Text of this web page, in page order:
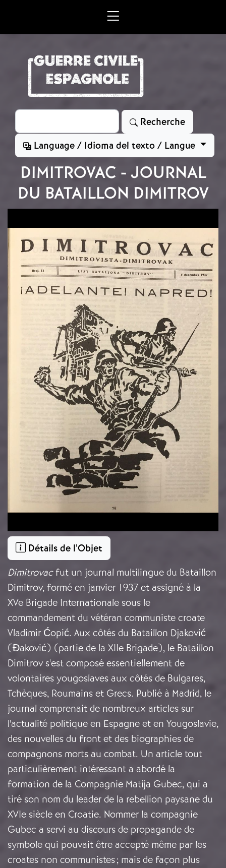
Rechercher
Recherche
Language / Idioma del texto / Langue
DIMITROVAC - JOURNAL
DU BATAILLON DIMITROV
Détails de l'Objet
Dimitrovacfut un journal multilingue du Bataillon
Dimitrov, formé en janvier 1937 et assigné à la
XVe Brigade Internationale sous le
commandement du vétéran communiste croate
Vladimir Ćopić. Aux côtés du Bataillon Djaković
(Đaković) (partie de la XIIe Brigade), le Bataillon
Dimitrov s'est composé essentiellement de
volontaires yougoslaves aux côtés de Bulgares,
Tchèques, Roumains et Grecs. Publié à Madrid, le
journal comprenait de nombreux articles sur
l'actualité polítique en Espagne et en Yougoslavie,
des nouvelles du front et des biographies de
compagnons morts au combat. Un article tout
particulièrement intéressant a abordé la
formation de la Compagnie Matija Gubec, qui a
tiré son nom du leader de la rebellion paysane du
XVIe siècle en Croatie. Nommer la compagnie
Gubec a servi au discours de propagande de
symbole qui pouvait être accepté même par les
croates non communistes ; mais de façon plus